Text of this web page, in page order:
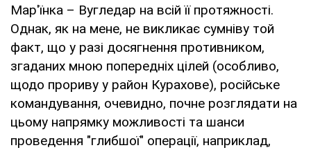
Мар'їнка – Вугледар на всій її протяжності.
Однак, як на мене, не викликає сумніву той
факт, що у разі досягнення противником,
згаданих мною попередніх цілей (особливо,
щодо прориву у район Курахове), російське
командування, очевидно, почне розглядати на
цьому напрямку можливості та шанси
проведення "глибшої" операції, наприклад,